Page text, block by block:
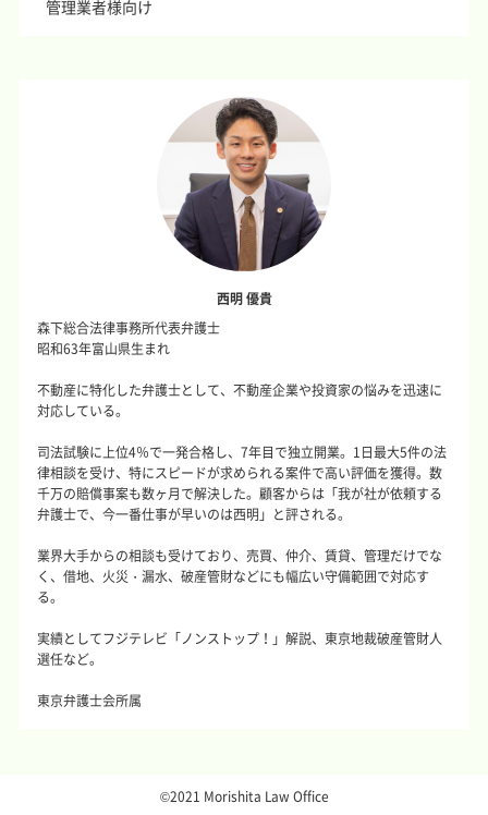
管理業者様向け
西明 優貴
森下総合法律事務所代表弁護士
昭和63年富山県生まれ
不動産に特化した弁護士として、不動産企業や投資家の悩みを迅速に
対応している。
司法試験に上位4％で一発合格し、7年目で独立開業。1日最大5件の法
律相談を受け、特にスピードが求められる案件で高い評価を獲得。数
千万の賠償事案も数ヶ月で解決した。顧客からは「我が社が依頼する
弁護士で、今一番仕事が早いのは西明」と評される。
業界大手からの相談も受けており、売買、仲介、賃貸、管理だけでな
く、借地、火災・漏水、破産管財などにも幅広い守備範囲で対応す
る。
実績としてフジテレビ「ノンストップ！」解説、東京地裁破産管財人
選任など。
東京弁護士会所属
©2021 Morishita Law Office